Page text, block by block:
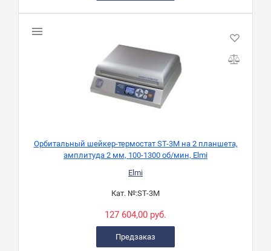
Орбитальный шейкер-термостат ST-3M на 2 планшета,
амплитуда 2 мм, 100-1300 об/мин, Elmi
Elmi
Кат. №:ST-3M
127 604,00 руб.
Предзаказ